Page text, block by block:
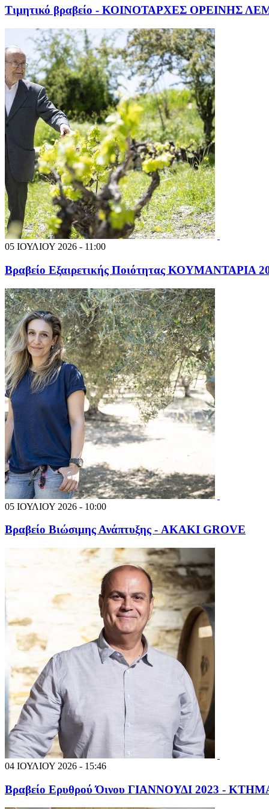
Τιμητικό βραβείο - ΚΟΙΝΟΤΑΡΧΕΣ ΟΡΕΙΝΗΣ
05 ΙΟΥΛΙΟΥ 2026 - 11:00
Βραβείο Εξαιρετικής Ποιότητας
05 ΙΟΥΛΙΟΥ 2026 - 10:00
Βραβείο Βιώσιμης Ανάπτυξης - AKAKI GROVE
04 ΙΟΥΛΙΟΥ 2026 - 15:46
Βραβείο Ερυθρού Όινου ΓΙΑΝΝΟΥΔΙ 2023 -